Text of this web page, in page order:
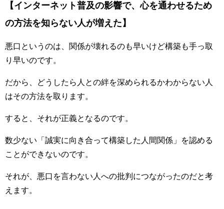
【インターネット普及の影響で、心を通わせるため
の方法を知らない人が増えた】
悪口というのは、関係が壊れるのも早いけど構築も手っ取
り早いのです。
だから、どうしたら人との絆を深められるかわからない人
はその方法を取ります。
すると、それが正義となるのです。
数少ない「誠実に向き合って構築した人間関係」を認める
ことができないのです。
それが、悪口を言わない人への批判につながったのだと考
えます。